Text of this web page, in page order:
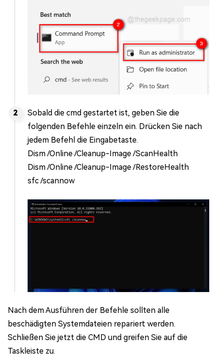
Sobald die cmd gestartet ist, geben Sie die
folgenden Befehle einzeln ein. Drücken Sie nach
jedem Befehl die Eingabetaste.
Dism /Online /Cleanup-Image /ScanHealth
Dism /Online /Cleanup-Image /RestoreHealth
sfc /scannow
Nach dem Ausführen der Befehle sollten alle
beschädigten Systemdateien repariert werden.
Schließen Sie jetzt die CMD und greifen Sie auf die
Taskleiste zu.